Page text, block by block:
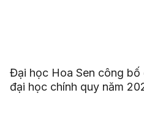
Đại học Hoa Sen công
đại học chính quy năm